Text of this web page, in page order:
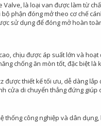
là loại van được làm từ
phận đóng mở theo cơ chế
sử dụng để đóng mở hoàn
chịu được áp suất lớn và
chống ăn mòn tốt, đặc biệt
được thiết kế tối ưu, dễ dàng
cửa di chuyển thẳng đứng
thống công nghiệp và dân dụng,